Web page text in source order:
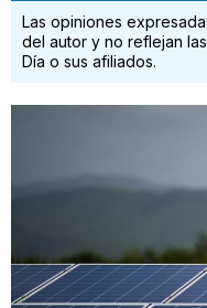
Las opiniones
del autor y no reflejan
Día o sus afiliados.